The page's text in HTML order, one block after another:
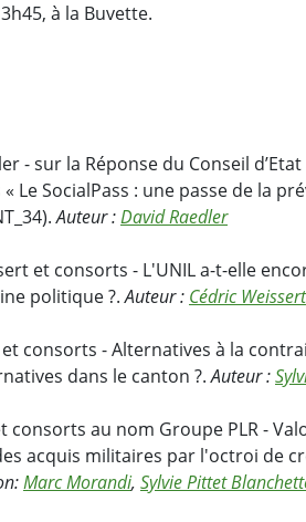
à la Buvette.
- sur la Réponse du Conseil d’Etat
Le SocialPass : une passe de la
Auteur :David Raedler
et consorts - L'UNIL a-t-elle
politique ?.Auteur : Cédric Weissert
consorts - Alternatives à la
dans le canton ?.Auteur :
consorts au nom Groupe PLR -
acquis militaires par l'octroi de
Marc Morandi, Sylvie Pittet